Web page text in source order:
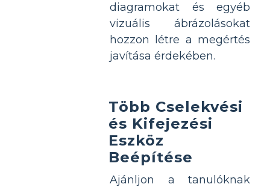
diagramokat és egyéb
vizuális ábrázolásokat
hozzon létre a megértés
javítása érdekében.
Több Cselekvési
és Kifejezési
Eszköz
Beépítése
Ajánljon a tanulóknak